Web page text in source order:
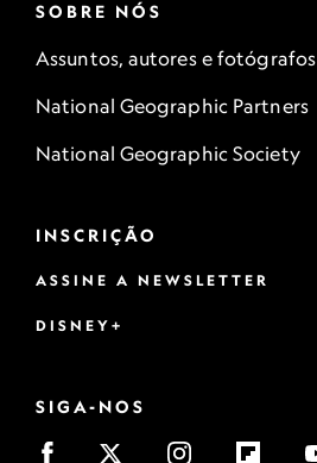
SOBRE NÓS
Assuntos, autores e fotógrafos
National Geographic Partners
National Geographic Society
INSCRIÇÃO
ASSINE A NEWSLETTER
DISNEY+
SIGA-NOS